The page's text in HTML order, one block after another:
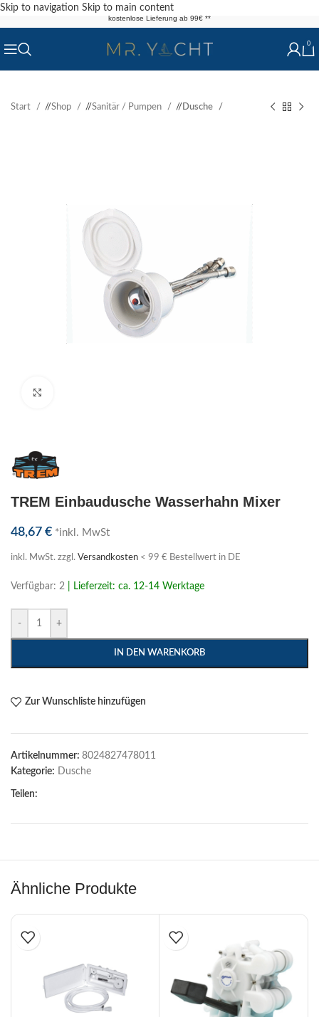
Skip to navigation Skip to main content
kostenlose Lieferung ab 99€ **
0
Start / Shop / Sanitär / Pumpen / Dusche
TREM Einbaudusche Wasserhahn Mixer
48,67 € *inkl. MwSt
inkl. MwSt. zzgl. Versandkosten < 99 € Bestellwert in DE
Verfügbar: 2 | Lieferzeit: ca. 12-14 Werktage
- +
IN DEN WARENKORB
Zur Wunschliste hinzufügen
Artikelnummer: 8024827478011
Kategorie: Dusche
Teilen:
Ähnliche Produkte